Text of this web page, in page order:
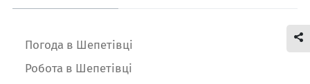
Погода в Шепетівці
Робота в Шепетівці